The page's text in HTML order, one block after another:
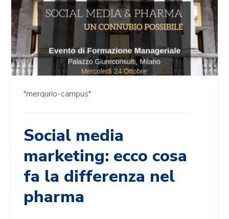
"merqurio-campus"
Social media
marketing: ecco cosa
fa la differenza nel
pharma